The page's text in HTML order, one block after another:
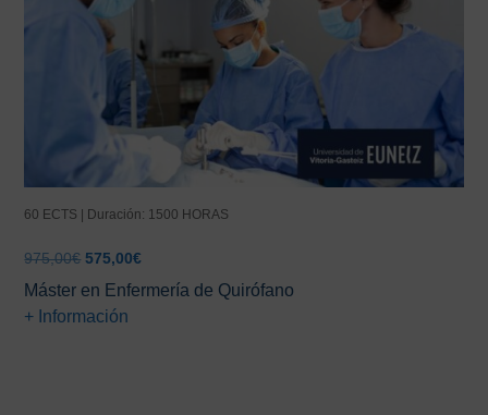
60 ECTS | Duración: 1500 HORAS
975,00€ El
original
era:
575,00€El
precio
actual
Máster en Enfermería de Quirófano
+ Información